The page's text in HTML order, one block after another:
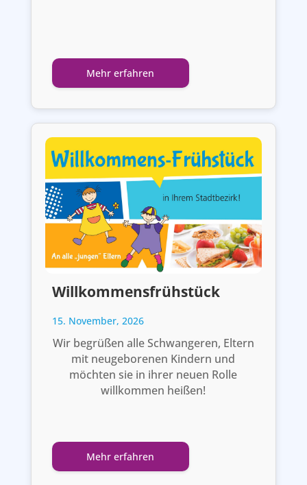
Mehr erfahren
Willkommensfrühstück
15. November, 2026
Wir begrüßen alle Schwangeren, Eltern
mit neugeborenen Kindern und
möchten sie in ihrer neuen Rolle
willkommen heißen!
Mehr erfahren